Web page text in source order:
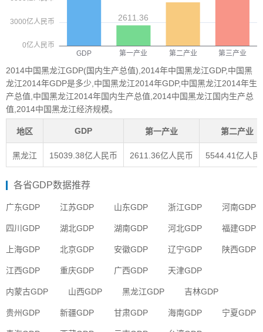
2014中国黑龙江GDP(国内生产总值),2014年中国黑龙江GDP,中国黑
龙江2014年GDP是多少,中国黑龙江2014年GDP,中国黑龙江2014年生
产总值,中国黑龙江2014年国内生产总值,2014中国黑龙江国内生产总
值,2014中国黑龙江经济规模。
地区 GDP 第一产业 第二产业
黑龙江 15039.38亿人民币 2611.36亿人民币 5544.41亿人民
各省GDP数据推荐
广东GDP 江苏GDP 山东GDP 浙江GDP 河南GDP
四川GDP 湖北GDP 湖南GDP 河北GDP 福建GDP
上海GDP 北京GDP 安徽GDP 辽宁GDP 陕西GDP
江西GDP 重庆GDP 广西GDP 天津GDP
内蒙古GDP 山西GDP 黑龙江GDP 吉林GDP
贵州GDP 新疆GDP 甘肃GDP 海南GDP 宁夏GDP